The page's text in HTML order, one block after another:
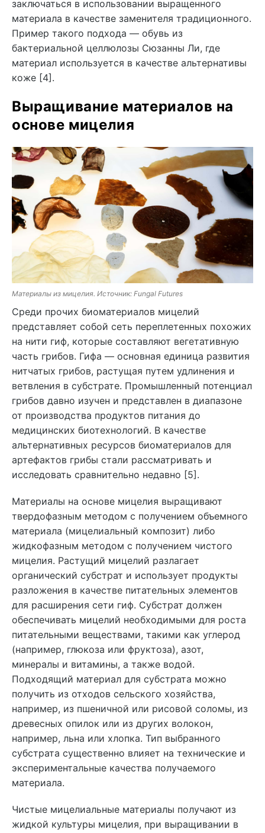
заключаться в использовании выращенного
материала в качестве заменителя традиционного.
Пример такого подхода — обувь из
бактериальной целлюлозы Сюзанны Ли, где
материал используется в качестве альтернативы
коже [4].
Выращивание материалов на
основе мицелия
Материалы из мицелия. Источник: Fungal Futures
Среди прочих биоматериалов мицелий
представляет собой сеть переплетенных похожих
на нити гиф, которые составляют вегетативную
часть грибов. Гифа — основная единица развития
нитчатых грибов, растущая путем удлинения и
ветвления в субстрате. Промышленный потенциал
грибов давно изучен и представлен в диапазоне
от производства продуктов питания до
медицинских биотехнологий. В качестве
альтернативных ресурсов биоматериалов для
артефактов грибы стали рассматривать и
исследовать сравнительно недавно [5].
Материалы на основе мицелия выращивают
твердофазным методом с получением объемного
материала (мицелиальный композит) либо
жидкофазным методом с получением чистого
мицелия. Растущий мицелий разлагает
органический субстрат и использует продукты
разложения в качестве питательных элементов
для расширения сети гиф. Субстрат должен
обеспечивать мицелий необходимыми для роста
питательными веществами, такими как углерод
(например, глюкоза или фруктоза), азот,
минералы и витамины, а также водой.
Подходящий материал для субстрата можно
получить из отходов сельского хозяйства,
например, из пшеничной или рисовой соломы, из
древесных опилок или из других волокон,
например, льна или хлопка. Тип выбранного
субстрата существенно влияет на технические и
экспериментальные качества получаемого
материала.
Чистые мицелиальные материалы получают из
жидкой культуры мицелия, при выращивании в